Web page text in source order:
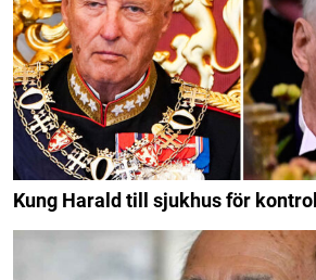
Kung Harald till sjukhus för kontroll